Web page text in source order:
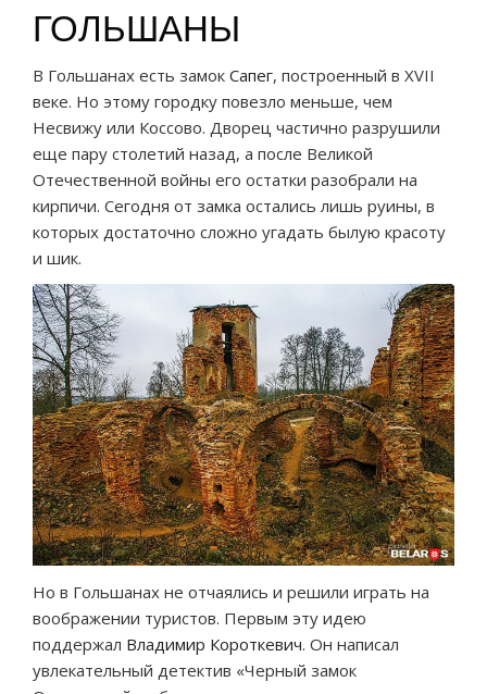
ГОЛЬШАНЫ
В Гольшанах есть замок Сапег, построенный в XVII
веке. Но этому городку повезло меньше, чем
Несвижу или Коссово. Дворец частично разрушили
еще пару столетий назад, а после Великой
Отечественной войны его остатки разобрали на
кирпичи. Сегодня от замка остались лишь руины, в
которых достаточно сложно угадать былую красоту
и шик.
Но в Гольшанах не отчаялись и решили играть на
воображении туристов. Первым эту идею
поддержал Владимир Короткевич. Он написал
увлекательный детектив «Черный замок